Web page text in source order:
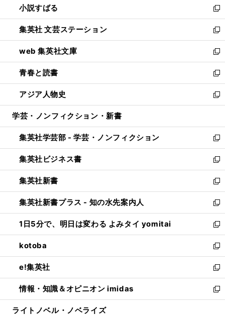
く
で
開
く
い
ウ
ィ
ン
ド
ウ
で
開
く
小説すばる
新
し
い
ウ
ィ
ン
ド
ウ
で
開
集英社 文芸ステーション
新
し
い
ウ
ィ
ン
ド
ウ
開
く
web 集英社文庫
新
し
い
ウ
ィ
ン
ウ
で
開
く
青春と読書
新
し
い
ウ
ン
ド
ウ
で
開
く
アジア人物史
新
し
ウ
ィ
ン
ド
ウ
で
開
く
学芸・ノンフィクション・新書
集英社学芸部 - 学芸・ノンフィクション
新
し
い
ウ
ィ
ン
ド
ウ
で
開
く
集英社ビジネス書
新
し
い
ウ
ィ
ン
ド
ウ
で
開
く
集英社新書
新
し
い
ウ
ィ
ン
ド
ウ
で
開
く
集英社新書プラス - 知の水先案内人
新
し
い
ウ
ィ
ン
ド
ウ
で
開
1日5分で、明日は変わる よみタイ yomitai
新
し
い
ウ
ィ
ン
ド
ウ
kotoba
新
し
い
ウ
ィ
ン
e!集英社
新
し
い
ウ
情報・知識＆オピニオン imidas
新
し
ライトノベル・ノベライズ